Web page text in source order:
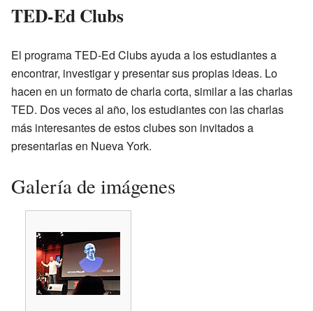
TED-Ed Clubs
El programa TED-Ed Clubs ayuda a los estudiantes a
encontrar, investigar y presentar sus propias ideas. Lo
hacen en un formato de charla corta, similar a las charlas
TED. Dos veces al año, los estudiantes con las charlas
más interesantes de estos clubes son invitados a
presentarlas en Nueva York.
Galería de imágenes